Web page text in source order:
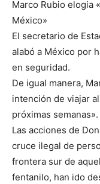
Marco Rubio elogia
México»
El secretario de
alabó a México por
en seguridad.
De igual manera,
intención de viajar
próximas semanas».
Las acciones de
cruce ilegal de
frontera sur de
fentanilo, han ido